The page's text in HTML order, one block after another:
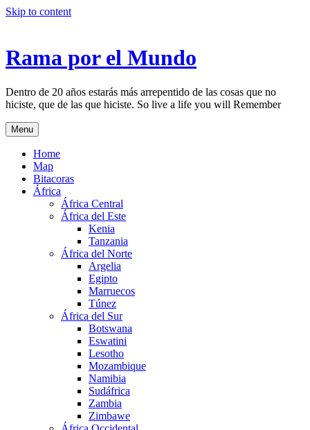
Skip to content
Rama por el Mundo
Dentro de 20 años estarás más arrepentido de las cosas que no
hiciste, que de las que hiciste. So live a life you will Remember
Menu
Home
Map
Bitacoras
África
África Central
África del Este
Kenia
Tanzania
África del Norte
Argelia
Egipto
Marruecos
Túnez
África del Sur
Botswana
Eswatini
Lesotho
Mozambique
Namibia
Sudáfrica
Zambia
Zimbawe